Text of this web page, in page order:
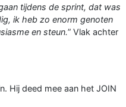
tijdens de sprint, dat was
ik heb zo enorm genoten
en steun.” Vlak achter
Hij deed mee aan het JOIN